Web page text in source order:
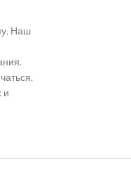
Наш
и